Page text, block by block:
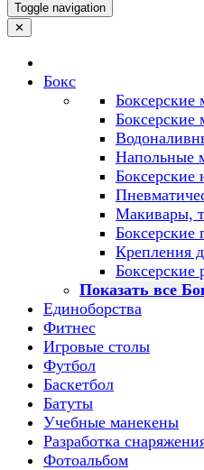
Toggle navigation
✕
Бокс
Напольные
Боксерские
Макивары,
Боксерские
Крепления
Боксерские
Показать все
Единоборства
Фитнес
Игровые столы
Футбол
Баскетбол
Батуты
Учебные манекены
Разработка
Фотоальбом